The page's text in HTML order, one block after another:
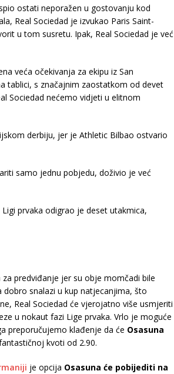
ostati neporažen u gostovanju kod
Real Sociedad je izvukao Paris Saint-
u tom susretu. Ipak, Real Sociedad je već
veća očekivanja za ekipu iz San
tablici, s značajnim zaostatkom od devet
Sociedad nećemo vidjeti u elitnom
derbiju, jer je Athletic Bilbao ostvario
samo jednu pobjedu, doživio je već
prvaka odigrao je deset utakmica,
predviđanje jer su obje momčadi bile
snalazi u kup natjecanjima, što
Real Sociedad će vjerojatno više usmjeriti
u nokaut fazi Lige prvaka. Vrlo je moguće
preporučujemo klađenje da će Osasuna
kvoti od 2.90.
je opcija Osasuna će pobijediti na